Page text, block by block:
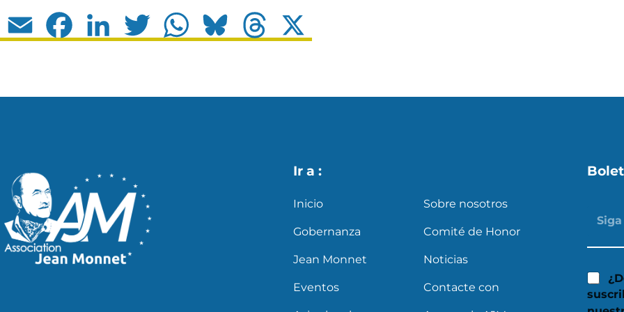
Email FacebookLinkedIn Twitter WhatsAppBluesky Threads
Ir a :
Inicio Sobre nosotros
Gobernanza Comité de Honor
Jean Monnet Noticias
Eventos Contacte con